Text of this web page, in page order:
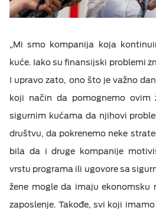
„Mi smo kompanija koja
kuće. Iako su finansijski problemi
I upravo zato, ono što je važno
koji način da pomognemo ovim
sigurnim kućama da njihovi
društvu, da pokrenemo neke
bila da i druge kompanije
vrstu programa ili ugovore sa
žene mogle da imaju ekonomsku
zaposlenje. Takođe, svi koji